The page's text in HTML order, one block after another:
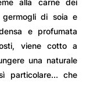
alla carne dei
germogli di soia e
e profumata
viene cotto a
una naturale
particolare… che